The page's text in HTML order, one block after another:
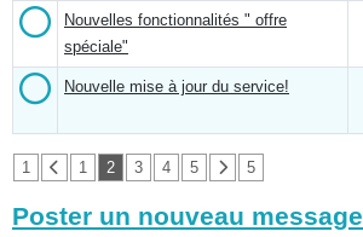
Nouvelles fonctionnalités " offre
spéciale"
Nouvelle mise à jour du service!
1 1 2 3 4 5 5
Poster un nouveau message